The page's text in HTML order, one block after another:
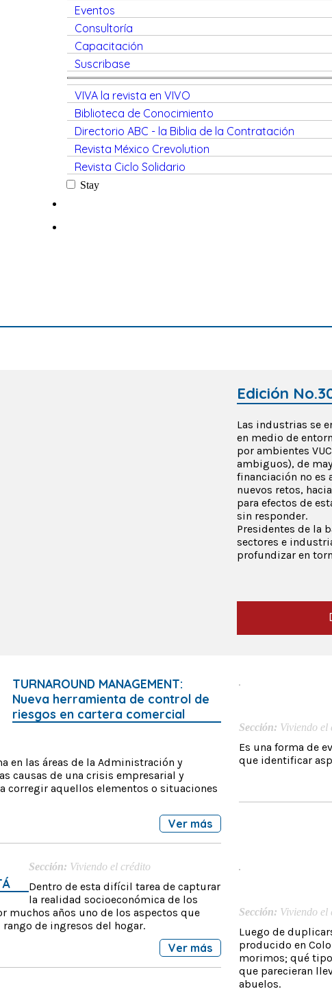
Eventos
Consultoría
Capacitación
Suscribase
VIVA la revista en VIVO
Biblioteca de Conocimiento
Directorio ABC - la Biblia de la Contratación
Revista México Crevolution
Revista Ciclo Solidario
Stay
Edición
Las industrias se
en medio de
por ambientes
ambiguos), de
financiación no es
nuevos retos,
para efectos de
sin responder.
Presidentes de la
sectores e
profundizar en
TURNAROUND MANAGEMENT:
Nueva herramienta de control de
riesgos en cartera comercial
en las áreas de la Administración y
causas de una crisis empresarial y
corregir aquellos elementos o situaciones
Ver más
Sección: Viviendo el
Es una forma de
que identificar
Sección: Viviendo el crédito
Dentro de esta difícil tarea de capturar
la realidad socioeconómica de los
muchos años uno de los aspectos que
de ingresos del hogar.
Ver más
Sección: Viviendo el
Luego de
producido en
morimos; qué
que parecieran
abuelos.